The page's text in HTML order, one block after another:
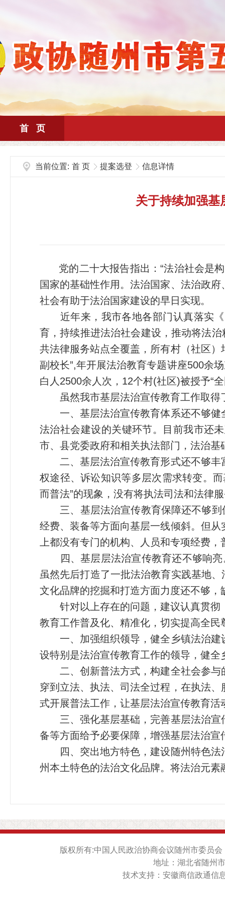
首 页
当前位置: 首 页 提案选登 信息详情
关于持续加强基
党的二十大报告指出：“法治社会是
国家的基础性作用。法治国家、法治政
社会有助于法治国家建设的早日实现。
近年来，我市各地各部门认真落实《
育，持续推进法治社会建设，推动将法
共法律服务站点全覆盖，所有村（社区
副校长”,年开展法治教育专题讲座500余
白人2500余人次，12个村(社区)被授予“
虽然我市基层法治宣传教育工作取得
一、基层法治宣传教育体系还不够健
法治社会建设的关键环节。目前我市还
市、县党委政府和相关执法部门，法治基
二、基层法治宣传教育形式还不够丰
权途径、诉讼知识等多层次需求转变。
而普法”的现象，没有将执法司法和法律
三、基层法治宣传教育保障还不够到
经费、装备等方面向基层一线倾斜。但
上都没有专门的机构、人员和专项经费
四、基层层法治宣传教育还不够响亮
虽然先后打造了一批法治教育实践基地
文化品牌的挖掘和打造方面力度还不够
针对以上存在的问题，建议认真贯彻
教育工作普及化、精准化，切实提高全
一、加强组织领导，健全乡镇法治建
设特别是法治宣传教育工作的领导，健
二、创新普法方式，构建全社会参与
穿到立法、执法、司法全过程，在执法
式开展普法工作，让基层法治宣传教育活
三、强化基层基础，完善基层法治宣
备等方面给予必要保障，增强基层法治宣
四、突出地方特色，建设随州特色法
州本土特色的法治文化品牌。将法治元
版权所有:中国人民政治协商会议随州市委员
地址：湖北省随州
技术支持：安徽商信政通信